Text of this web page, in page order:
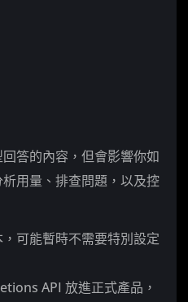
答的內容，但會影響你如
用量、排查問題，以及控
可能暫時不需要特別設定
API 放進正式產品，